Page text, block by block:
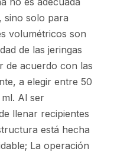
sino solo para
volumétricos son
de las jeringas
de acuerdo con las
a elegir entre 50
Al ser
llenar recipientes
está hecha
La operación